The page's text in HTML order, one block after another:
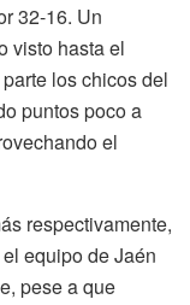
32-16. Un
visto hasta el
los chicos del
puntos poco a
el
respectivamente,
equipo de Jaén
pese a que